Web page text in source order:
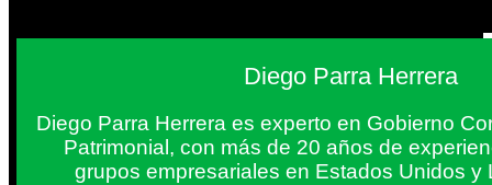
Diego Parra Herrera
Diego Parra Herrera es experto en Gobierno
Patrimonial, con más de 20 años de
grupos empresariales en Estados Unidos y